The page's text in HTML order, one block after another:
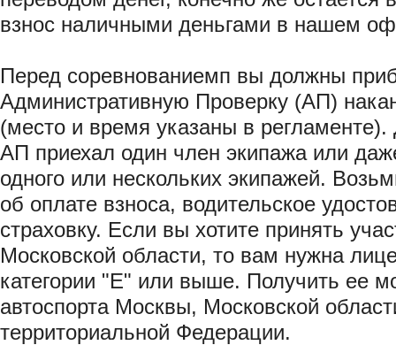
взнос наличными деньгами в нашем
Перед соревнованиемп вы должны
Административную Проверку (АП)
(место и время указаны в регламенте).
АП приехал один член экипажа или
одного или нескольких экипажей.
об оплате взноса, водительское
страховку. Если вы хотите принять
Московской области, то вам нужна
категории "Е" или выше. Получить ее
автоспорта Москвы, Московской
территориальной Федерации.